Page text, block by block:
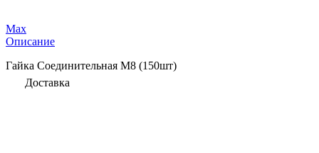
Max
Описание
Гайка Соединительная М8 (150шт)
Доставка